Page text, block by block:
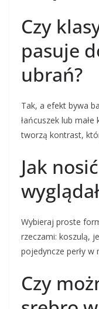
Czy
pasuje
ubrań?
Tak, a efekt bywa
łańcuszek lub
tworzą kontrast,
Jak
Wybieraj proste
rzeczami: koszulą,
pojedyncze perły w
Czy